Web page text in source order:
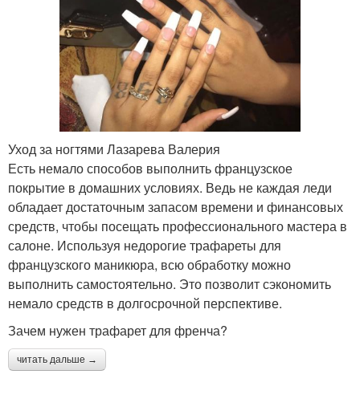
Уход за ногтями Лазарева Валерия
Есть немало способов выполнить французское
покрытие в домашних условиях. Ведь не каждая леди
обладает достаточным запасом времени и финансовых
средств, чтобы посещать профессионального мастера в
салоне. Используя недорогие трафареты для
французского маникюра, всю обработку можно
выполнить самостоятельно. Это позволит сэкономить
немало средств в долгосрочной перспективе.
Зачем нужен трафарет для френча?
читать дальше →